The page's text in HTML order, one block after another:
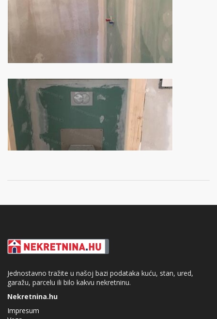
Jednostavno tražite u našoj bazi podataka kuću, stan, ured,
garažu, parcelu ili bilo kakvu nekretninu.
Nekretnina.hu
Impresum